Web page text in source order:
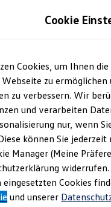
Konfigurator
vergleichen
Sondermodelle
und CUV
Fahrzeuge
und Produkte
Angebote
Förderung
Marktplatz
Uesen
4.8|122
Cookie
Cookies, um Ihnen
zu
zu verbessern. Wir
und verarbeiten
nur, wenn
können Sie
Manager (Meine
eingesetzten Cookies
und unserer